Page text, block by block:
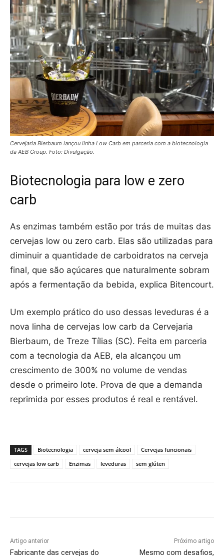
Cervejaria Bierbaum lançou linha Low Carb em parceria com a biotecnologia
da AEB Group. Foto: Divulgação.
Biotecnologia para low e zero
carb
As enzimas também estão por trás de muitas das
cervejas low ou zero carb. Elas são utilizadas para
diminuir a quantidade de carboidratos na cerveja
final, que são açúcares que naturalmente sobram
após a fermentação da bebida, explica Bitencourt.
Um exemplo prático do uso dessas leveduras é a
nova linha de cervejas low carb da Cervejaria
Bierbaum, de Treze Tílias (SC). Feita em parceria
com a tecnologia da AEB, ela alcançou um
crescimento de 300% no volume de vendas
desde o primeiro lote. Prova de que a demanda
reprimida por esses produtos é real e rentável.
TAGS Biotecnologia cerveja sem álcool
Cervejas funcionais
cervejas low carb
Enzimas leveduras sem glúten
Artigo anterior
Fabricante das cervejas do
Próximo artigo
Mesmo com desafios,